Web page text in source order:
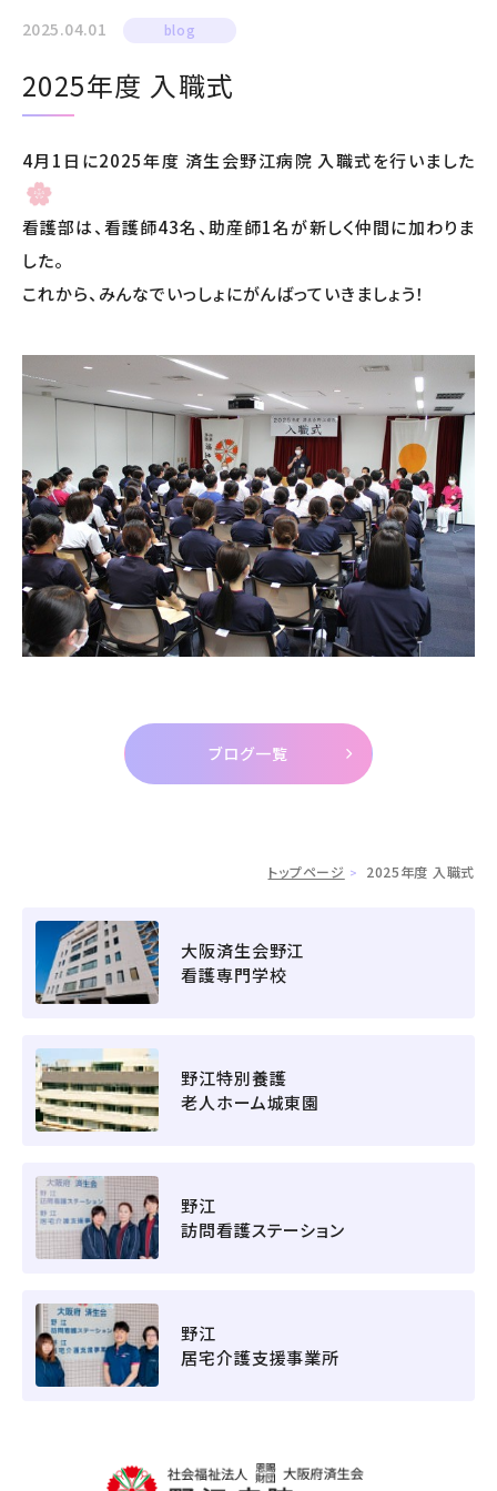
2025.04.01 blog
2025年度 入職式
4月1日に2025年度 済生会野江病院 入職式を行いました
看護部は、看護師43名、助産師1名が新しく仲間に加わりま
した。
これから、みんなでいっしょにがんばっていきましょう！
ブログ一覧
トップページ 2025年度 入職式
大阪済生会野江
看護専門学校
野江特別養護
老人ホーム城東園
野江
訪問看護ステーション
野江
居宅介護支援事業所